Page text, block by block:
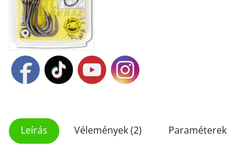
Leírás Vélemények (2) Paraméterek